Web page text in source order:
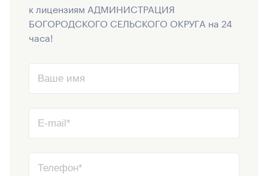
к лицензиям АДМИНИСТРАЦИЯ
БОГОРОДСКОГО СЕЛЬСКОГО ОКРУГА на 24
часа!